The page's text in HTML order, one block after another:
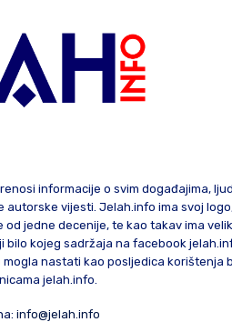
informacije o svim događajima,
vijesti. Jelah.info ima svoj
jedne decenije, te kao takav ima
kojeg sadržaja na facebook
nastati kao posljedica korištenja
jelah.info.
info@jelah.info